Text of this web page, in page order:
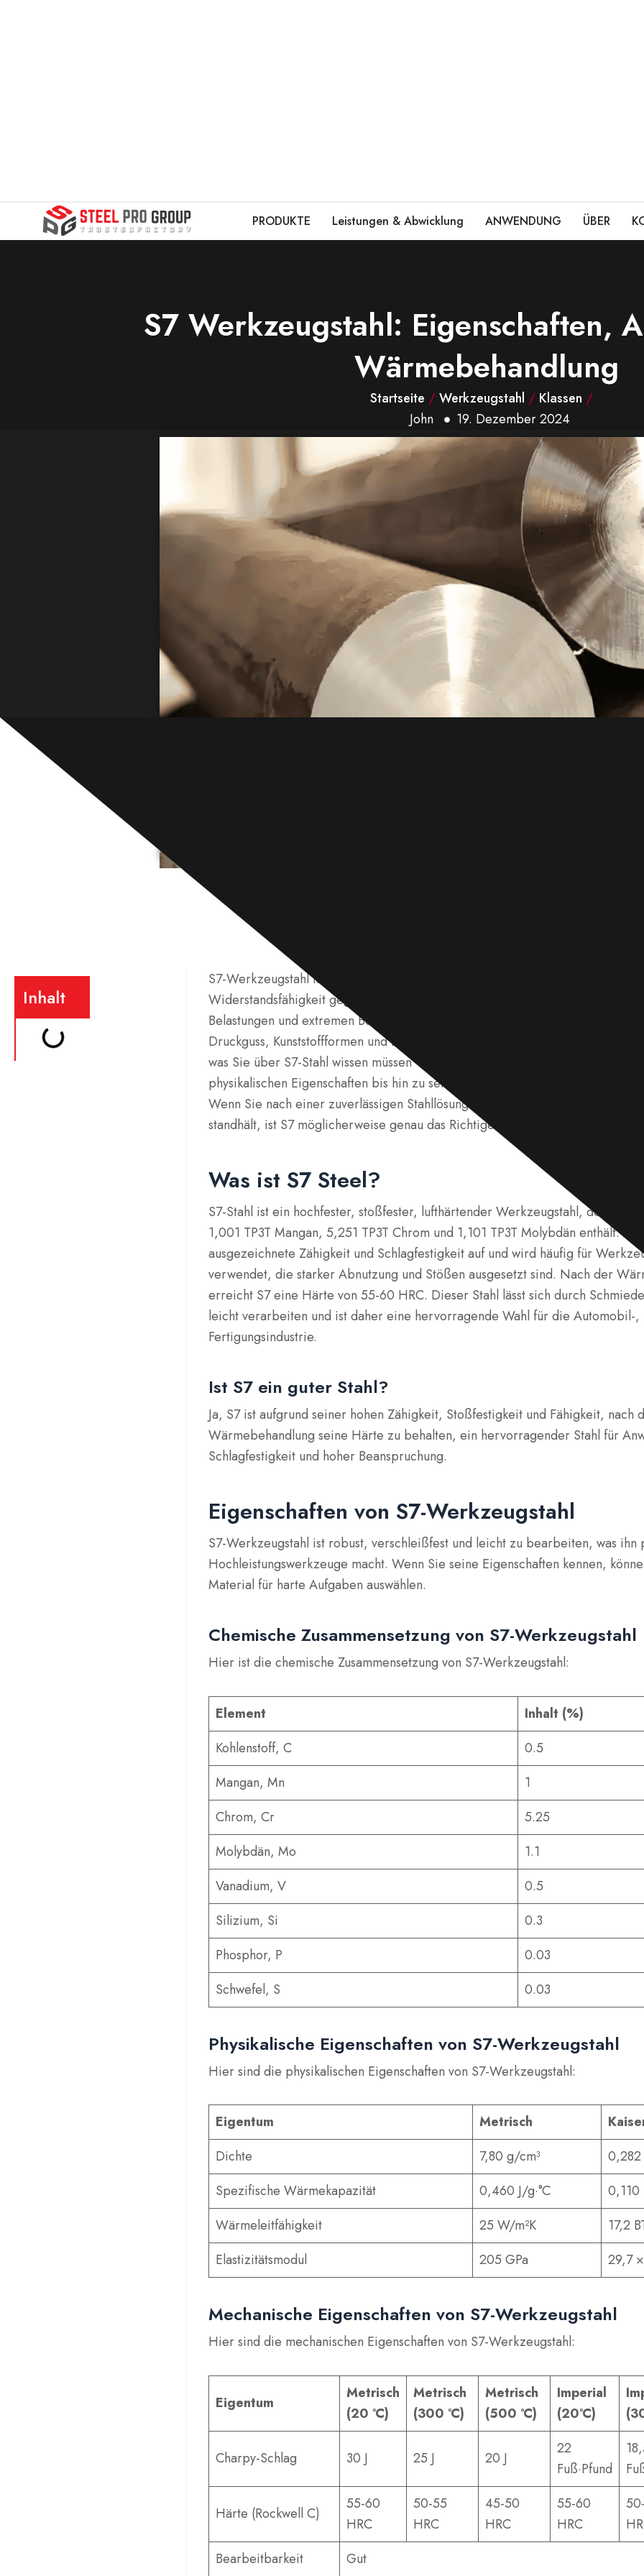
PRODUKTE Leistungen & Abwicklung ANWENDUNG ÜBER
S7 Werkzeugstahl: Eigenschaften,
Wärmebehandlung
Startseite /Werkzeugstahl / Klassen /
John
19. Dezember 2024
Inhalt
S7-Werkzeugstahl ist ein hochwertiges Material, das für seine herausragende
Widerstandsfähigkeit gegen Stöße und Abrieb bekannt ist. Es ist ideal für
Belastungen und extremen Bedingungen ausgesetzt sind, und wird häufig in
Druckguss, Kunststoffformen und Bergbauausrüstung verwendet. Dieser Artikel
was Sie über S7-Stahl wissen müssen – von seiner chemischen
physikalischen Eigenschaften bis hin zu seinen Wärmebehandlungsprozessen
Wenn Sie nach einer zuverlässigen Stahllösung suchen, die den härtesten
standhält, ist S7 möglicherweise genau das Richtige für Sie.
Was ist S7 Steel?
S7-Stahl ist ein hochfester, stoßfester, lufthärtender Werkzeugstahl, der 0,501
1,001 TP3T Mangan, 5,251 TP3T Chrom und 1,101 TP3T Molybdän enthält. Er
ausgezeichnete Zähigkeit und Schlagfestigkeit auf und wird häufig für
verwendet, die starker Abnutzung und Stößen ausgesetzt sind. Nach der
erreicht S7 eine Härte von 55-60 HRC. Dieser Stahl lässt sich durch
leicht verarbeiten und ist daher eine hervorragende Wahl für die Automobil-,
Fertigungsindustrie.
Ist S7 ein guter Stahl?
Ja, S7 ist aufgrund seiner hohen Zähigkeit, Stoßfestigkeit und Fähigkeit, nach
Wärmebehandlung seine Härte zu behalten, ein hervorragender Stahl für
Schlagfestigkeit und hoher Beanspruchung.
Eigenschaften von S7-Werkzeugstahl
S7-Werkzeugstahl ist robust, verschleißfest und leicht zu bearbeiten, was ihn
Hochleistungswerkzeuge macht. Wenn Sie seine Eigenschaften kennen,
Material für harte Aufgaben auswählen.
Chemische Zusammensetzung von S7-Werkzeugstahl
Hier ist die chemische Zusammensetzung von S7-Werkzeugstahl:
Element
Inhalt (%)
Kohlenstoff, C
0.5
Mangan, Mn
1
Chrom, Cr
5.25
Molybdän, Mo
1.1
Vanadium, V
0.5
Silizium, Si
0.3
Phosphor, P
0.03
Schwefel, S
0.03
Physikalische Eigenschaften von S7-Werkzeugstahl
Hier sind die physikalischen Eigenschaften von S7-Werkzeugstahl:
Eigentum Metrisch
Dichte
7,80 g/cm³
Spezifische Wärmekapazität
0,460 J/g·°C
0,110
Wärmeleitfähigkeit
25 W/m²K
17,2
Elastizitätsmodul
205 GPa 29,7
Mechanische Eigenschaften von S7-Werkzeugstahl
Hier sind die mechanischen Eigenschaften von S7-Werkzeugstahl:
Eigentum
Metrisch
(20 °C)
Metrisch
(300 °C)
Metrisch
(500 °C)
Imperial
(20°C)
Charpy-Schlag 30 J 25 J 20 J
22
Fuß·Pfund
Härte (Rockwell C)
55-60
HRC
50-55
HRC
45-50
HRC
55-60
HRC
Bearbeitbarkeit
Gut